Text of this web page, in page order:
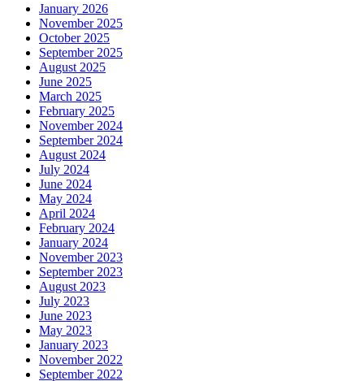
January 2026
November 2025
October 2025
September 2025
August 2025
June 2025
March 2025
February 2025
November 2024
September 2024
August 2024
July 2024
June 2024
May 2024
April 2024
February 2024
January 2024
November 2023
September 2023
August 2023
July 2023
June 2023
May 2023
January 2023
November 2022
September 2022